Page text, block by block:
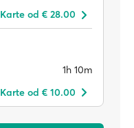
Karte od € 28.00
1h 10m
Karte od € 10.00